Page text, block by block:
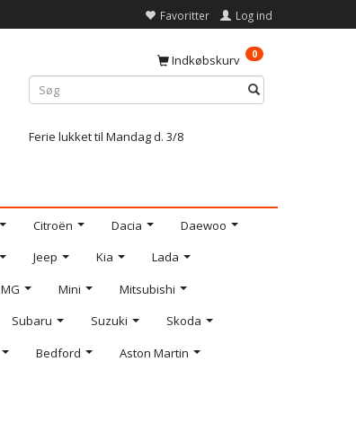
Favoritter Log ind
Indkøbskurv 0
Ferie lukket til Mandag d. 3/8
Citroën Dacia
Daewoo
Jeep Kia
Lada
MG Mini
Mitsubishi
Subaru Suzuki
Skoda
Bedford
Aston Martin